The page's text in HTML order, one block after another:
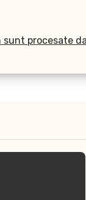
sunt procesate